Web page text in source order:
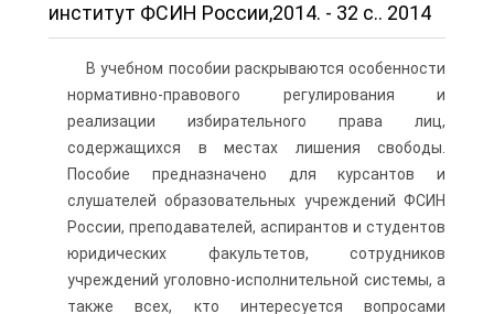
институт ФСИН России,2014. - 32 с.. 2014
В учебном пособии раскрываются особенности
нормативно-правового регулирования и
реализации избирательного права лиц,
содержащихся в местах лишения свободы.
Пособие предназначено для курсантов и
слушателей образовательных учреждений ФСИН
России, преподавателей, аспирантов и студентов
юридических факультетов, сотрудников
учреждений уголовно-исполнительной системы, а
также всех, кто интересуется вопросами